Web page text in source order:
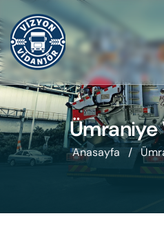
Anasayfa /